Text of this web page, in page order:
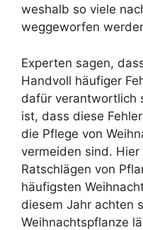
weshalb so viele
weggeworfen
Experten sagen,
Handvoll häufiger
dafür verantwortlich
ist, dass diese
die Pflege von
vermeiden sind.
Ratschlägen von
häufigsten
diesem Jahr achten
Weihnachtspflanze